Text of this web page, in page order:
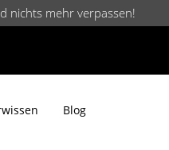
nichts mehr verpassen!
Blog